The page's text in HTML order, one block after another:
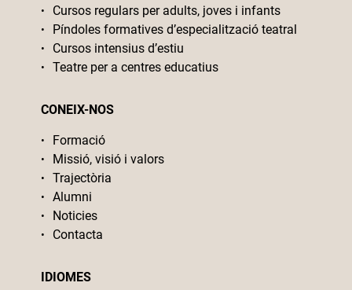
Cursos regulars per adults, joves i infants
Píndoles formatives d’especialització teatral
Cursos intensius d’estiu
Teatre per a centres educatius
CONEIX-NOS
Formació
Missió, visió i valors
Trajectòria
Alumni
Noticies
Contacta
IDIOMES